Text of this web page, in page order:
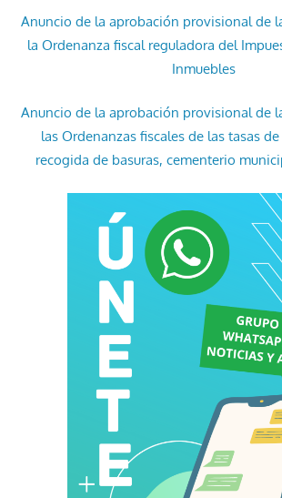
Anuncio de la aprobación provisional de
la Ordenanza fiscal reguladora del
Inmuebles
Anuncio de la aprobación provisional de
las Ordenanzas fiscales de las tasas
recogida de basuras, cementerio